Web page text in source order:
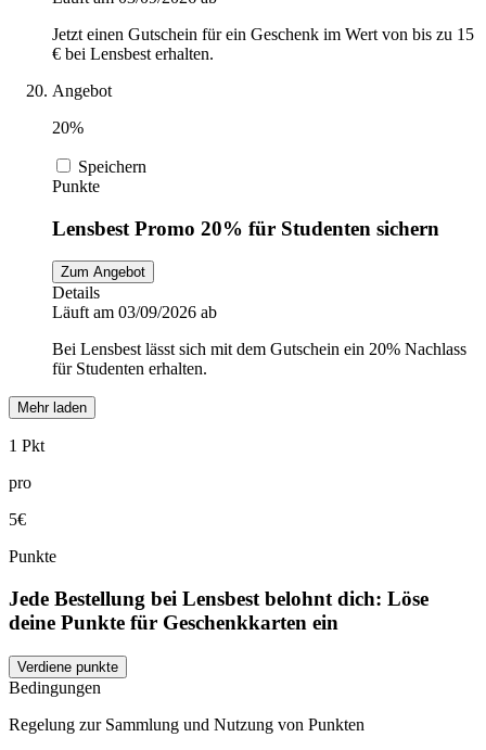
Jetzt einen Gutschein für ein Geschenk im Wert von bis zu 15
€ bei Lensbest erhalten.
Angebot
20%
Speichern
Punkte
Lensbest Promo 20% für Studenten sichern
Zum Angebot
Details
Läuft am 03/09/2026 ab
Bei Lensbest lässt sich mit dem Gutschein ein 20% Nachlass
für Studenten erhalten.
Mehr laden
1 Pkt
pro
5€
Punkte
Jede Bestellung bei Lensbest belohnt dich: Löse
deine Punkte für Geschenkkarten ein
Verdiene punkte
Bedingungen
Regelung zur Sammlung und Nutzung von Punkten